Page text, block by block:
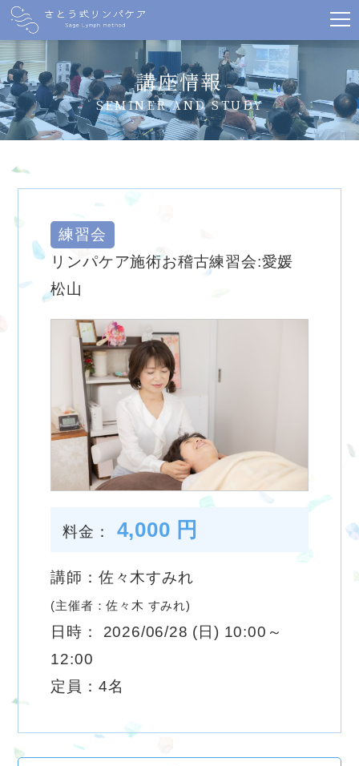
講座情報
SEMINER AND STUDY
練習会
リンパケア施術お稽古練習会:愛媛
松山
料金： 4,000 円
講師：佐々木すみれ
(主催者：佐々木 すみれ)
日時： 2026/06/28 (日) 10:00～
12:00
定員：4名